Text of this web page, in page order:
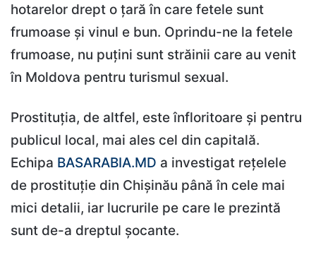
hotarelor drept o țară în care fetele sunt
frumoase și vinul e bun. Oprindu-ne la fetele
frumoase, nu puțini sunt străinii care au venit
în Moldova pentru turismul sexual.
Prostituția, de altfel, este înfloritoare și pentru
publicul local, mai ales cel din capitală.
Echipa BASARABIA.MD a investigat rețelele
de prostituție din Chișinău până în cele mai
mici detalii, iar lucrurile pe care le prezintă
sunt de-a dreptul șocante.